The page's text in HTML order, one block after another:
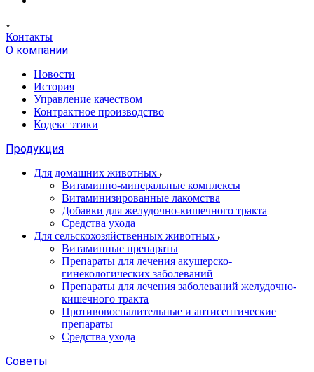
Контакты
О компании
Новости
История
Управление качеством
Контрактное производство
Кодекс этики
Продукция
Для домашних животных
Витаминно-минеральные комплексы
Витаминизированные лакомства
Добавки для желудочно-кишечного тракта
Средства ухода
Для сельскохозяйственных животных
Витаминные препараты
Препараты для лечения акушерско-
гинекологических заболеваний
Препараты для лечения заболеваний желудочно-
кишечного тракта
Противовоспалительные и антисептические
препараты
Средства ухода
Советы